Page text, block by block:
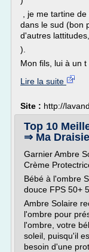
, je me tartine
dans le sud (bon
d'autres
).
Mon fils, lui à un t
Lire la suite
Site : http://
Top 10
⇒ Ma
Garnier Ambre
Crème
Bébé à l'ombre
douce FPS 50+
Ambre Solaire
l'ombre pour
l'ombre, votre
soleil, puisqu'il
besoin d'une